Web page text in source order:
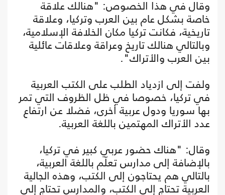
وقال في هذا الخصوص: "هنالك علاقة
خاصة بشكل عام بين العرب وتركيا، وعلاقة
تاريخية، فكانت تركيا مكان الخلافة الإسلامية،
وبالتالي هنالك تاريخ وعراقة وعلاقات عائلية
بين العرب والأتراك".
ولفت إلى ازدياد الطلب على الكتب العربية
في تركيا، خصوصا في ظل الظروف التي تمر
بها سوريا ودول عربية أخرى، فضلا عن ارتفاع
عدد الأتراك المهتمين باللغة العربية.
وقال: "هناك حضور عربي كبير في تركيا،
بالإضافة إلى مدارس تعلّم باللغة العربية،
بالتالي هم يحتاجون إلى الكتب، وهذه الجالية
العربية تحتاج إلى الكتب، والمدارس تحتاج إلى